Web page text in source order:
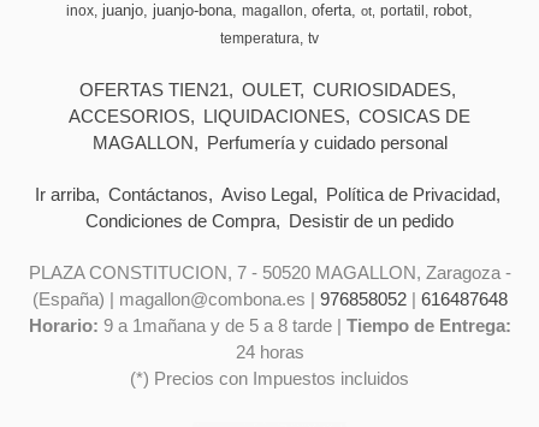
inox juanjo juanjo-bona magallon oferta ot portatil robot
temperatura tv
OFERTAS TIEN21 OULET
CURIOSIDADES
ACCESORIOS
LIQUIDACIONES
COSICAS DE
MAGALLON
Perfumería y cuidado personal
Ir arriba Contáctanos Aviso Legal
Política de Privacidad
Condiciones de Compra
Desistir de un pedido
PLAZA CONSTITUCION, 7 - 50520 MAGALLON, Zaragoza -
(España) | magallon@combona.es | 976858052| 616487648
Horario: 9 a 1mañana y de 5 a 8 tarde | Tiempo de Entrega:
24 horas
(*) Precios con Impuestos incluidos